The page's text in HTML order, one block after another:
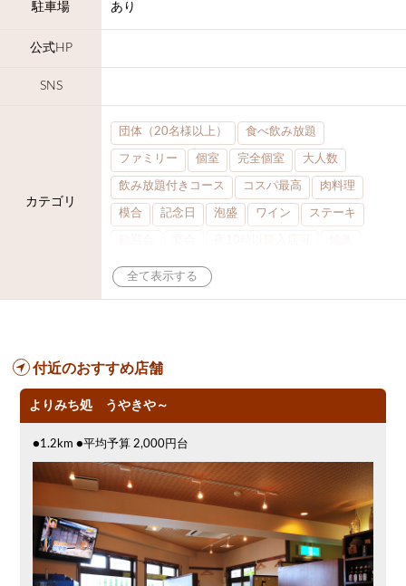
駐車場 あり
公式HP
SNS
カテゴリ
団体（20名様以上） 食べ飲み放題
ファミリー 個室 完全個室 大人数
飲み放題付きコース コスパ最高 肉料理
模合 記念日 泡盛 ワイン ステーキ
レモンサワー 大部屋30名
掘りごたつ
和食 クーポン
女性専用トイレあり 食べ放題
焼肉
付近のおすすめ店舗
よりみち処 うやきや～
●1.2km ●平均予算 2,000円台